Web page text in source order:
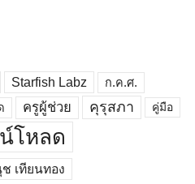
Starfish Labz ก.ค.ศ.
ครูผู้ช่วย คุรุสภา คู่มือ
โหลด
เทียนทอง